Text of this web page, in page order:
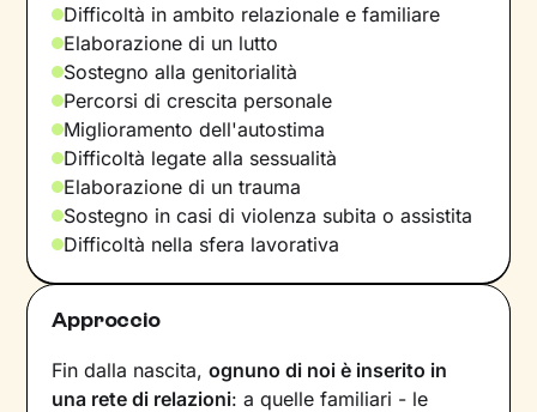
Difficoltà in ambito relazionale e familiare
Elaborazione di un lutto
Sostegno alla genitorialità
Percorsi di crescita personale
Miglioramento dell'autostima
Difficoltà legate alla sessualità
Elaborazione di un trauma
Sostegno in casi di violenza subita o assistita
Difficoltà nella sfera lavorativa
Approccio
Fin dalla nascita,ognuno di noi è inserito in
una rete di relazioni: a quelle familiari - le